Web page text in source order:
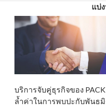
แบ่
บริการจับคู่ธุรกิจของ
ล้ำค่าในการพบปะกับพันธ